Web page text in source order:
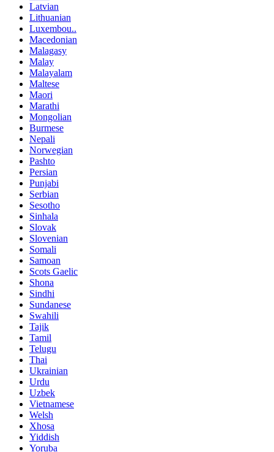
Latvian
Lithuanian
Luxembou..
Macedonian
Malagasy
Malay
Malayalam
Maltese
Maori
Marathi
Mongolian
Burmese
Nepali
Norwegian
Pashto
Persian
Punjabi
Serbian
Sesotho
Sinhala
Slovak
Slovenian
Somali
Samoan
Scots Gaelic
Shona
Sindhi
Sundanese
Swahili
Tajik
Tamil
Telugu
Thai
Ukrainian
Urdu
Uzbek
Vietnamese
Welsh
Xhosa
Yiddish
Yoruba